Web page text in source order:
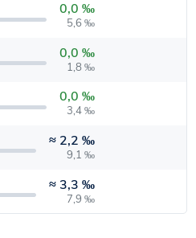
0,0 ‰
5,6 ‰
0,0 ‰
1,8 ‰
0,0 ‰
3,4 ‰
≈ 2,2 ‰
9,1 ‰
≈ 3,3 ‰
7,9 ‰